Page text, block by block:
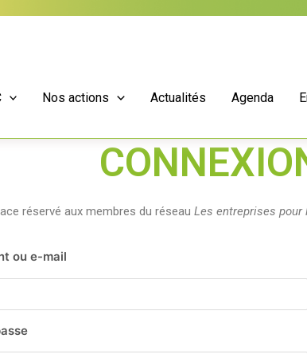
Nos actions Actualités Agenda
réservé aux membres du réseau Les entreprises pour
ou e-mail